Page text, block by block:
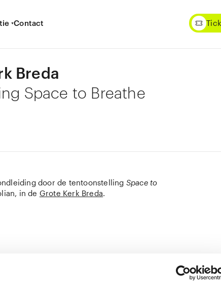
Contact
Breda
Space to Breathe
door de tentoonstelling Space to
in de Grote Kerk Breda.